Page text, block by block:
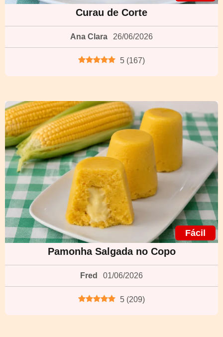
Curau de Corte
Ana Clara 26/06/2026
5 (167)
Fácil
Pamonha Salgada no Copo
Fred 01/06/2026
5 (209)